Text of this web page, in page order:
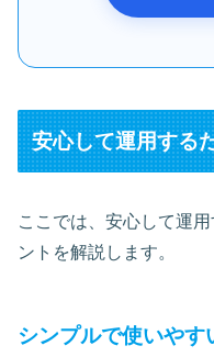
安心して運用する
ここでは、安心して運
ントを解説します。
シンプルで使いやす